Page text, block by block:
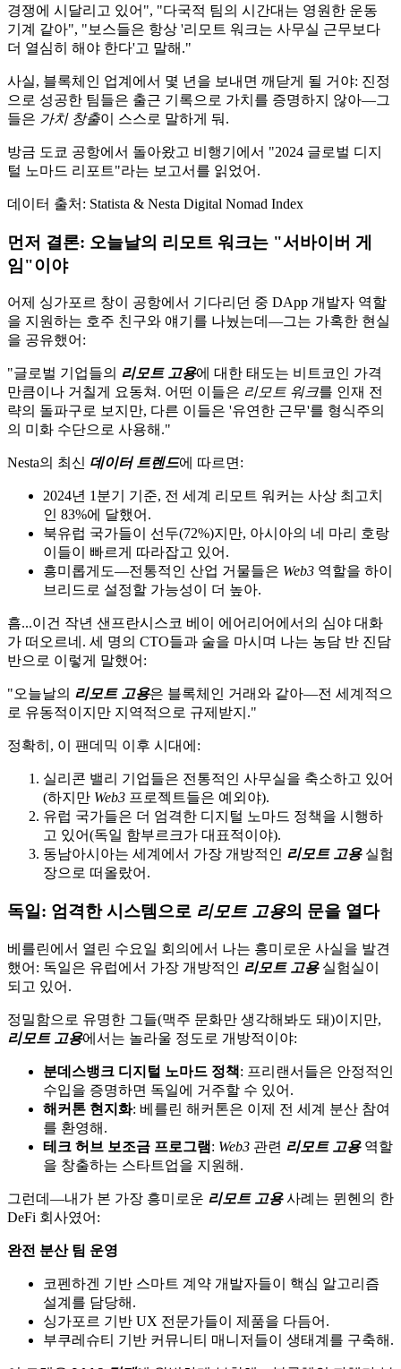
경쟁에 시달리고 있어", "다국적 팀의 시간대는 영원한 운동
기계 같아", "보스들은 항상 '리모트 워크는 사무실 근무보다
더 열심히 해야 한다'고 말해."
사실, 블록체인 업계에서 몇 년을 보내면 깨닫게 될 거야: 진정
으로 성공한 팀들은 출근 기록으로 가치를 증명하지 않아—그
들은 가치 창출이 스스로 말하게 둬.
방금 도쿄 공항에서 돌아왔고 비행기에서 "2024 글로벌 디지
털 노마드 리포트"라는 보고서를 읽었어.
데이터 출처: Statista & Nesta Digital Nomad Index
먼저 결론: 오늘날의 리모트 워크는 "서바이버 게
임"이야
어제 싱가포르 창이 공항에서 기다리던 중 DApp 개발자 역할
을 지원하는 호주 친구와 얘기를 나눴는데—그는 가혹한 현실
을 공유했어:
"글로벌 기업들의 리모트 고용에 대한 태도는 비트코인 가격
만큼이나 거칠게 요동쳐. 어떤 이들은 리모트 워크를 인재 전
략의 돌파구로 보지만, 다른 이들은 '유연한 근무'를 형식주의
의 미화 수단으로 사용해."
Nesta의 최신 데이터 트렌드에 따르면:
2024년 1분기 기준, 전 세계 리모트 워커는 사상 최고치
인 83%에 달했어.
북유럽 국가들이 선두(72%)지만, 아시아의 네 마리 호랑
이들이 빠르게 따라잡고 있어.
흥미롭게도—전통적인 산업 거물들은 Web3 역할을 하이
브리드로 설정할 가능성이 더 높아.
흠...이건 작년 샌프란시스코 베이 에어리어에서의 심야 대화
가 떠오르네. 세 명의 CTO들과 술을 마시며 나는 농담 반 진담
반으로 이렇게 말했어:
"오늘날의 리모트 고용은 블록체인 거래와 같아—전 세계적으
로 유동적이지만 지역적으로 규제받지."
정확히, 이 팬데믹 이후 시대에:
실리콘 밸리 기업들은 전통적인 사무실을 축소하고 있어
(하지만 Web3 프로젝트들은 예외야).
유럽 국가들은 더 엄격한 디지털 노마드 정책을 시행하
고 있어(독일 함부르크가 대표적이야).
동남아시아는 세계에서 가장 개방적인 리모트 고용실험
장으로 떠올랐어.
독일: 엄격한 시스템으로 리모트 고용의 문을 열다
베를린에서 열린 수요일 회의에서 나는 흥미로운 사실을 발견
했어: 독일은 유럽에서 가장 개방적인 리모트 고용실험실이
되고 있어.
정밀함으로 유명한 그들(맥주 문화만 생각해봐도 돼)이지만,
리모트 고용에서는 놀라울 정도로 개방적이야:
분데스뱅크 디지털 노마드 정책: 프리랜서들은 안정적인
수입을 증명하면 독일에 거주할 수 있어.
해커톤 현지화: 베를린 해커톤은 이제 전 세계 분산 참여
를 환영해.
테크 허브 보조금 프로그램: Web3 관련 리모트 고용역할
을 창출하는 스타트업을 지원해.
그런데—내가 본 가장 흥미로운 리모트 고용사례는 뮌헨의 한
DeFi 회사였어:
완전 분산 팀 운영
코펜하겐 기반 스마트 계약 개발자들이 핵심 알고리즘
설계를 담당해.
싱가포르 기반 UX 전문가들이 제품을 다듬어.
부쿠레슈티 기반 커뮤니티 매니저들이 생태계를 구축해.